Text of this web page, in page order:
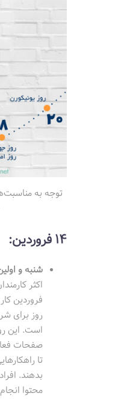
توجه به
14 فروردین:
شنبه و
فروردین
است. این
صفحات
تا
بدهند.
محتوا